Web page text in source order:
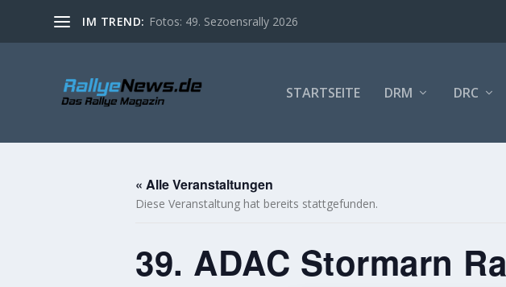
IM TREND: Fotos: 49. Sezoensrally 2026
STARTSEITE DRM DRC
« Alle Veranstaltungen
Diese Veranstaltung hat bereits stattgefunden.
39. ADAC Stormarn